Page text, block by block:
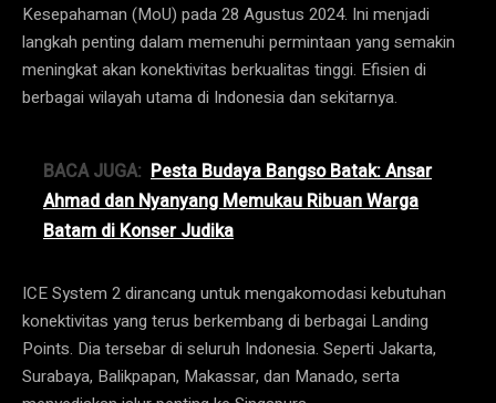
Kesepahaman (MoU) pada 28 Agustus 2024. Ini menjadi
langkah penting dalam memenuhi permintaan yang semakin
meningkat akan konektivitas berkualitas tinggi. Efisien di
berbagai wilayah utama di Indonesia dan sekitarnya.
BACA JUGA: Pesta Budaya Bangso Batak: Ansar
Ahmad dan Nyanyang Memukau Ribuan Warga
Batam di Konser Judika
ICE System 2 dirancang untuk mengakomodasi kebutuhan
konektivitas yang terus berkembang di berbagai Landing
Points. Dia tersebar di seluruh Indonesia. Seperti Jakarta,
Surabaya, Balikpapan, Makassar, dan Manado, serta